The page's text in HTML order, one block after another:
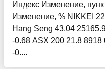
Индекс Изменение,
Изменение, % NIKKEI
Hang Seng 43.04
-0.68 ASX 200 21.8
-0....